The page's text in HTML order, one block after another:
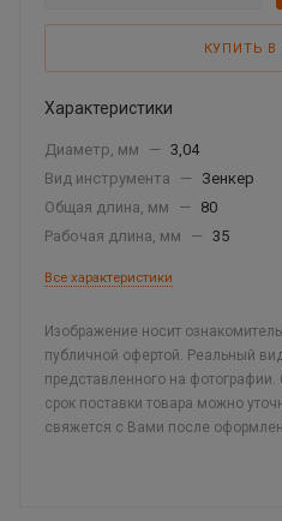
КУПИТЬ В
Характеристики
Диаметр, мм — 3,04
Вид инструмента
—
Зенкер
Общая длина, мм
—
80
Рабочая длина, мм
— 35
Все характеристики
Изображение носит
публичной офертой. Реальный
представленного на
срок поставки товара можно
свяжется с Вами после